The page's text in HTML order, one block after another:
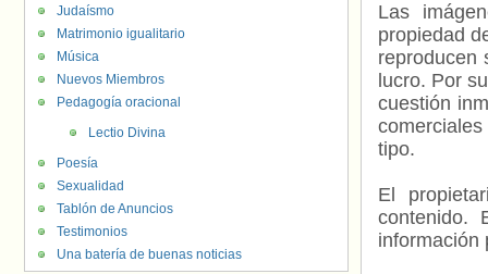
Las
propiedad
reproducen
lucro. Por
cuestión
tipo.
El
contenido.
información
Judaísmo
Matrimonio igualitario
Música
Nuevos Miembros
Pedagogía oracional
Lectio Divina
Poesía
Sexualidad
Tablón de Anuncios
Testimonios
Una batería de buenas noticias